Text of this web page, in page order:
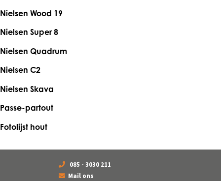
Nielsen Wood 19
Nielsen Super 8
Nielsen Quadrum
Nielsen C2
Nielsen Skava
Passe-partout
Fotolijst hout
085 - 3030 211
Mail ons